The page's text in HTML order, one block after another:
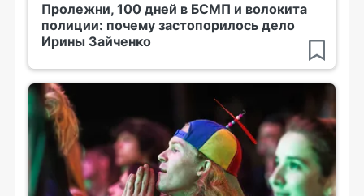
Пролежни, 100 дней в БСМП и волокита
полиции: почему застопорилось дело
Ирины Зайченко